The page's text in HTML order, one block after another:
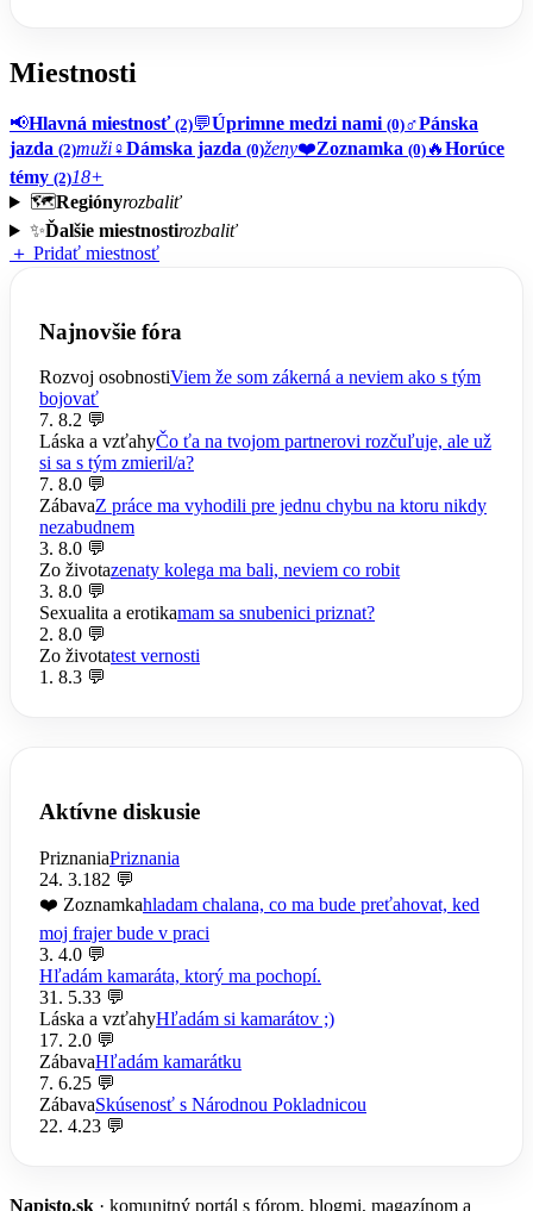
Miestnosti
📢Hlavná miestnosť (2)💬Úprimne medzi nami (0)♂️Pánska
jazda (2)muži♀️Dámska jazda (0)ženy❤️Zoznamka (0) 🔥Horúce
témy (2)18+
🗺️Regiónyrozbaliť
✨Ďalšie miestnostirozbaliť
＋ Pridať miestnosť
Najnovšie fóra
Rozvoj osobnostiViem že som zákerná a neviem ako s tým
bojovať
7. 8.2 💬
Láska a vzťahyČo ťa na tvojom partnerovi rozčuľuje, ale už
si sa s tým zmieril/a?
7. 8.0 💬
ZábavaZ práce ma vyhodili pre jednu chybu na ktoru nikdy
nezabudnem
3. 8.0 💬
Zo životazenaty kolega ma bali, neviem co robit
3. 8.0 💬
Sexualita a erotikamam sa snubenici priznat?
2. 8.0 💬
Zo životatest vernosti
1. 8.3 💬
Aktívne diskusie
PriznaniaPriznania
24. 3.182 💬
❤️ Zoznamkahladam chalana, co ma bude preťahovat, ked
moj frajer bude v praci
3. 4.0 💬
Hľadám kamaráta, ktorý ma pochopí.
31. 5.33 💬
Láska a vzťahyHľadám si kamarátov ;)
17. 2.0 💬
ZábavaHľadám kamarátku
7. 6.25 💬
ZábavaSkúsenosť s Národnou Pokladnicou
22. 4.23 💬
Napisto.sk · komunitný portál s fórom, blogmi, magazínom a